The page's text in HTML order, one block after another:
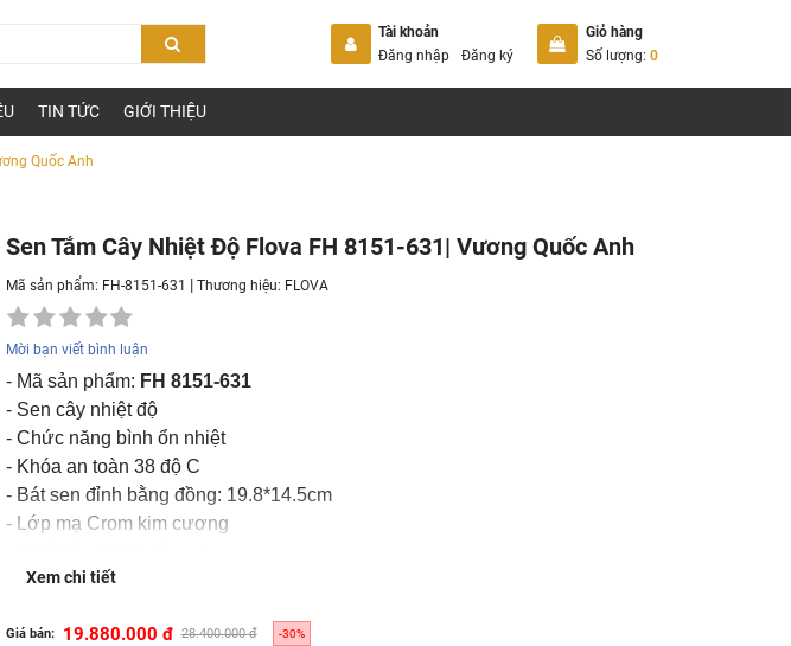
Tài khoản
Đăng nhập
Đăng ký
Giỏ hàng
Số lượng: 0
TIN TỨC GIỚI THIỆU
Quốc Anh
Sen Tắm Cây Nhiệt Độ Flova FH 8151-631| Vương Quốc Anh
Mã sản phẩm: FH-8151-631 |Thương hiệu: FLOVA
Mời bạn viết bình luận
- Mã sản phẩm: FH 8151-631
- Sen cây nhiệt độ
- Chức năng bình ổn nhiệt
- Khóa an toàn 38 độ C
- Bát sen đỉnh bằng đồng: 19.8*14.5cm
- Lớp mạ Crom kim cương
- Bảo hành 10 năm với phần đồng + lớp mạ và 3 năm với các bộ phận khác
Xem chi tiết
Giá bán: 19.880.000 đ 28.400.000 đ -30%